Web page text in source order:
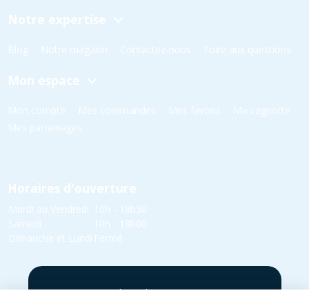
Notre expertise
Blog Notre magasin Contactez-nous Foire aux questions
Mon espace
Mon compte Mes commandes Mes favoris
Ma cagnotte
Mes parrainages
Horaires d'ouverture
Mardi au Vendredi
10h - 18h30
Samedi
10h - 18h00
Dimanche et Lundi Fermé
5 rue Yvonne Edmond Foinant,